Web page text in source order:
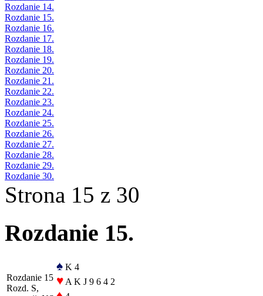
Rozdanie 14.
Rozdanie 15.
Rozdanie 16.
Rozdanie 17.
Rozdanie 18.
Rozdanie 19.
Rozdanie 20.
Rozdanie 21.
Rozdanie 22.
Rozdanie 23.
Rozdanie 24.
Rozdanie 25.
Rozdanie 26.
Rozdanie 27.
Rozdanie 28.
Rozdanie 29.
Rozdanie 30.
Strona 15 z 30
Rozdanie 15.
Rozdanie 15
Rozd. S,
♠ K 4
♥ A K J 9 6 4 2